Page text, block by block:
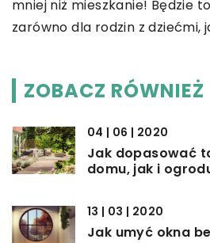
mniej niż mieszkanie! Będzie
zarówno dla rodzin z dziećmi,
ZOBACZ RÓWNIEŻ
04 | 06 | 2020
Jak dopasować
domu, jak i
13 | 03 | 2020
Jak umyć okna